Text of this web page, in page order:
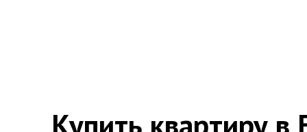
Купить квартиру